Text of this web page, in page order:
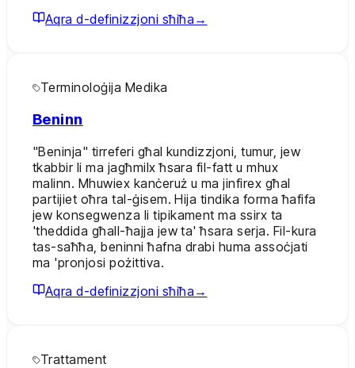
Aqra d-definizzjoni sħiħa →
Terminoloġija Medika
Beninn
"Beninja" tirreferi għal kundizzjoni, tumur, jew
tkabbir li ma jagħmilx ħsara fil-fatt u mhux
malinn. Mhuwiex kanċeruż u ma jinfirex għal
partijiet oħra tal-ġisem. Hija tindika forma ħafifa
jew konsegwenza li tipikament ma ssirx ta
'theddida għall-ħajja jew ta' ħsara serja. Fil-kura
tas-saħħa, beninni ħafna drabi huma assoċjati
ma 'pronjosi pożittiva.
Aqra d-definizzjoni sħiħa →
Trattament